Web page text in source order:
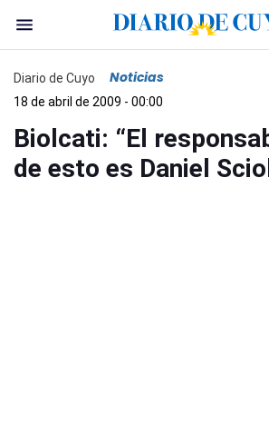
Diario de Cuyo Noticias
18 de abril de 2009 - 00:00
Biolcati: “El
de esto es Daniel